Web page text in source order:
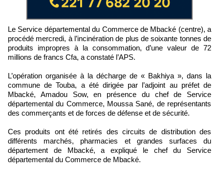
Le Service départemental du Commerce de Mbacké (centre), a
procédé mercredi, à l’incinération de plus de soixante tonnes de
produits impropres à la consommation, d’une valeur de 72
millions de francs Cfa, a constaté l’APS.
L’opération organisée à la décharge de « Bakhiya », dans la
commune de Touba, a été dirigée par l’adjoint au préfet de
Mbacké, Amadou Sow, en présence du chef de Service
départemental du Commerce, Moussa Sané, de représentants
des commerçants et de forces de défense et de sécurité.
Ces produits ont été retirés des circuits de distribution des
différents marchés, pharmacies et grandes surfaces du
département de Mbacké, a expliqué le chef du Service
départemental du Commerce de Mbacké.